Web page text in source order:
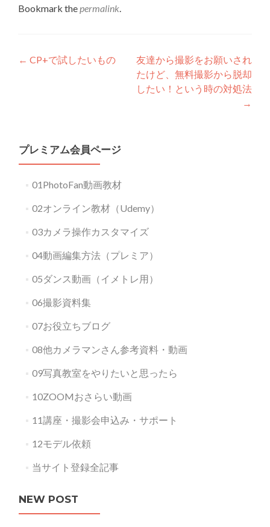
Bookmark thepermalink.
Post
← CP+で試したいもの
友達から撮影をお願いされ
たけど、無料撮影から脱却
したい！という時の対処法
→
プレミアム会員ページ
01PhotoFan動画教材
02オンライン教材（Udemy）
03カメラ操作カスタマイズ
04動画編集方法（プレミア）
05ダンス動画（イメトレ用）
06撮影資料集
07お役立ちブログ
08他カメラマンさん参考資料・動画
09写真教室をやりたいと思ったら
10ZOOMおさらい動画
11講座・撮影会申込み・サポート
12モデル依頼
当サイト登録全記事
NEW POST